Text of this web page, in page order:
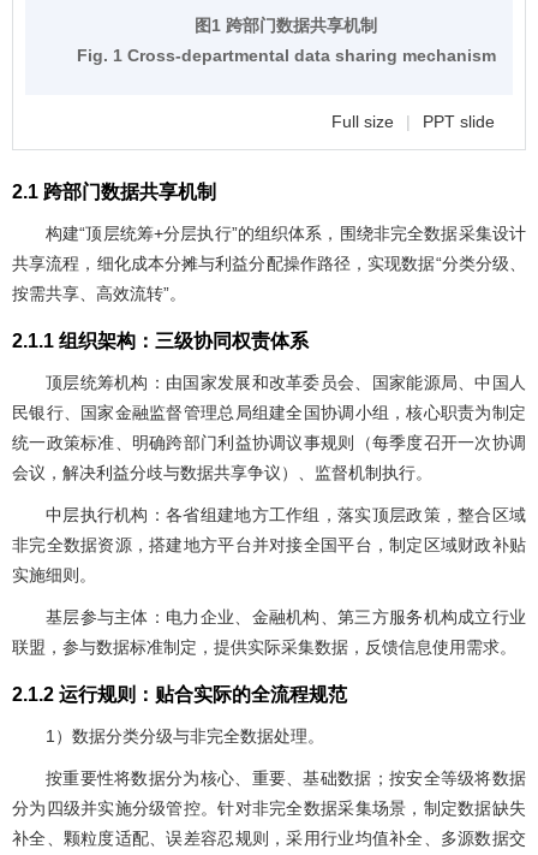
图1 跨部门数据共享机制
Fig. 1 Cross-departmental data sharing mechanism
Full size | PPT slide
2.1 跨部门数据共享机制
构建“顶层统筹+分层执行”的组织体系，围绕非完全数据采集设计
共享流程，细化成本分摊与利益分配操作路径，实现数据“分类分级、
按需共享、高效流转”。
2.1.1 组织架构：三级协同权责体系
顶层统筹机构：由国家发展和改革委员会、国家能源局、中国人
民银行、国家金融监督管理总局组建全国协调小组，核心职责为制定
统一政策标准、明确跨部门利益协调议事规则（每季度召开一次协调
会议，解决利益分歧与数据共享争议）、监督机制执行。
中层执行机构：各省组建地方工作组，落实顶层政策，整合区域
非完全数据资源，搭建地方平台并对接全国平台，制定区域财政补贴
实施细则。
基层参与主体：电力企业、金融机构、第三方服务机构成立行业
联盟，参与数据标准制定，提供实际采集数据，反馈信息使用需求。
2.1.2 运行规则：贴合实际的全流程规范
1）数据分类分级与非完全数据处理。
按重要性将数据分为核心、重要、基础数据；按安全等级将数据
分为四级并实施分级管控。针对非完全数据采集场景，制定数据缺失
补全、颗粒度适配、误差容忍规则，采用行业均值补全、多源数据交